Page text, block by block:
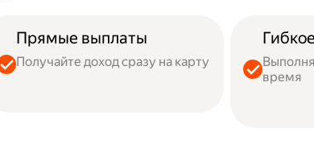
Прямые выплаты
Получайте доход сразу на карту
время